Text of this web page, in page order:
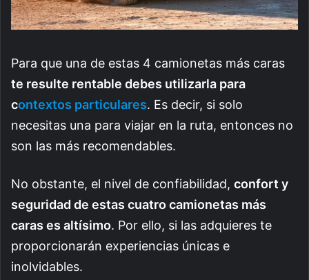
Para que una de estas 4 camionetas más caras
te resulte rentable debes utilizarla para
contextos particulares. Es decir, si solo
necesitas una para viajar en la ruta, entonces no
son las más recomendables.
No obstante, el nivel de confiabilidad, confort y
seguridad de estas cuatro camionetas más
caras es altísimo. Por ello, si las adquieres te
proporcionarán experiencias únicas e
inolvidables.